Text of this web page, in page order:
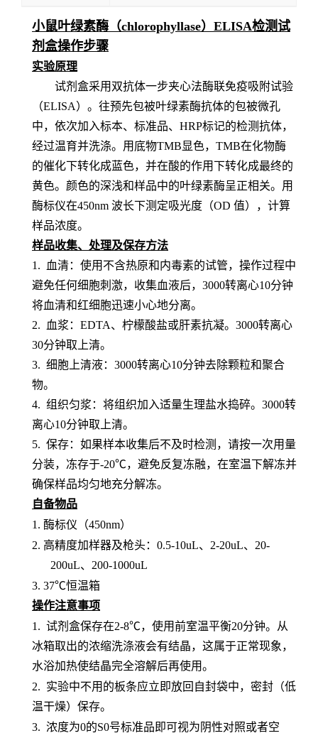
小鼠叶绿素酶（chlorophyllase）ELISA检测试
剂盒操作步骤
实验原理
试剂盒采用双抗体一步夹心法酶联免疫吸附试验
（ELISA）。 往预先包被叶绿素酶抗体的包被微孔
中，依次加入标本、标准品、 HRP标记的检测抗体，
经过温育并洗涤。用底物TMB显色，TMB在化物酶
的催化下转化成蓝色，并在酸的作用下转化成最终的
黄色。颜色的深浅和样品中的叶绿素酶呈正相关。用
酶标仪在450nm 波长下测定吸光度（OD 值），计算
样品浓度。
样品收集、处理及保存方法
1. 血清：使用不含热原和内毒素的试管，操作过程中
避免任何细胞刺激，收集血液后，3000转离心10分钟
将血清和红细胞迅速小心地分离。
2. 血浆：EDTA、柠檬酸盐或肝素抗凝。3000转离心
30分钟取上清。
3. 细胞上清液：3000转离心10分钟去除颗粒和聚合
物。
4. 组织匀浆：将组织加入适量生理盐水捣碎。3000转
离心10分钟取上清。
5. 保存：如果样本收集后不及时检测，请按一次用量
分装，冻存于-20℃，避免反复冻融，在室温下解冻并
确保样品均匀地充分解冻。
自备物品
1. 酶标仪（450nm）
2. 高精度加样器及枪头： 0.5-10uL、2-20uL、20-
200uL、200-1000uL
3. 37℃恒温箱
操作注意事项
1. 试剂盒保存在2-8℃，使用前室温平衡20分钟。从
冰箱取出的浓缩洗涤液会有结晶，这属于正常现象，
水浴加热使结晶完全溶解后再使用。
2. 实验中不用的板条应立即放回自封袋中，密封（低
温干燥）保存。
3. 浓度为0的S0号标准品即可视为阴性对照或者空